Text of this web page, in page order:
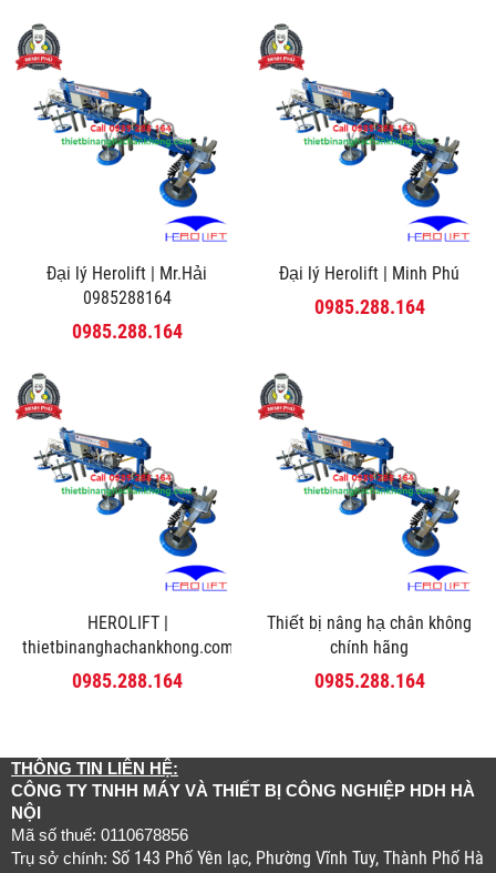
Đại lý Herolift | Mr.Hải
0985288164
0985.288.164
Đại lý Herolift | Minh Phú
0985.288.164
HEROLIFT |
thietbinanghachankhong.com
0985.288.164
Thiết bị nâng hạ chân không
chính hãng
0985.288.164
THÔNG TIN LIÊN HỆ:
CÔNG TY TNHH MÁY VÀ THIẾT BỊ CÔNG NGHIỆP HDH HÀ
NỘI
Mã số thuế: 0110678856
Trụ sở chính: Số 143 Phố Yên lạc, Phường Vĩnh Tuy, Thành Phố Hà